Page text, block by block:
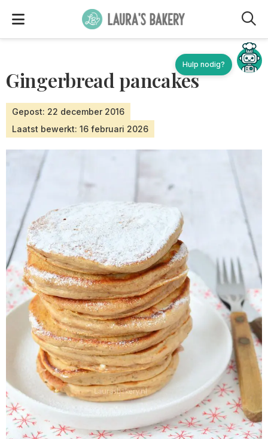
Gingerbread pancakes
Gepost: 22 december 2016
Laatst bewerkt: 16 februari 2026
Hulp nodig?